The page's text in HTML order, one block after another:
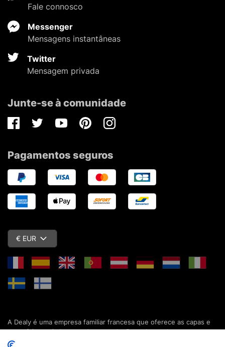
Fale connosco
Messenger
Mensagens instantâneas
Twitter
Mensagem privada
Junte-se à comunidade
FacebookTwitterYoutubePinterestInstagram
Pagamentos seguros
€ EUR
A Dealy é uma empresa familiar francesa que oferece as capas e
acessórios mais baratos do mercado. Descubra todas as nossas
colecções de capas, estojos, protecções de ecrã e acessórios